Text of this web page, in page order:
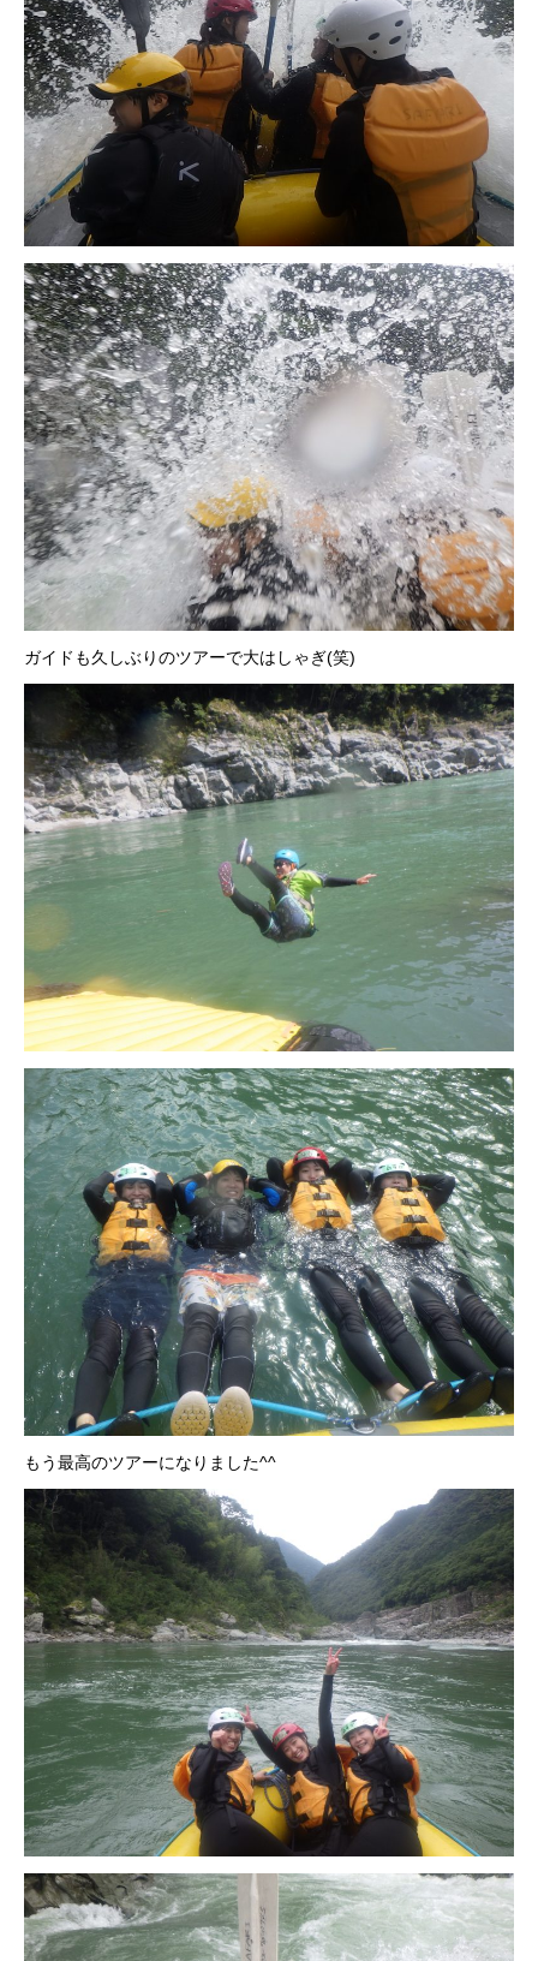
ガイドも久しぶりのツアーで大はしゃぎ(笑)
もう最高のツアーになりました^^